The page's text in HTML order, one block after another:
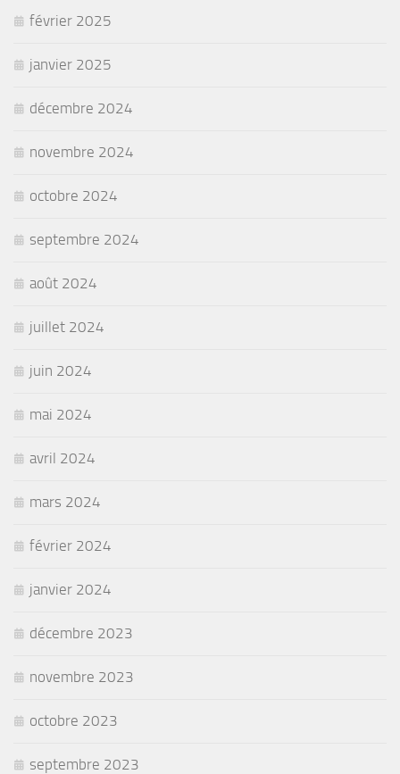
février 2025
janvier 2025
décembre 2024
novembre 2024
octobre 2024
septembre 2024
août 2024
juillet 2024
juin 2024
mai 2024
avril 2024
mars 2024
février 2024
janvier 2024
décembre 2023
novembre 2023
octobre 2023
septembre 2023